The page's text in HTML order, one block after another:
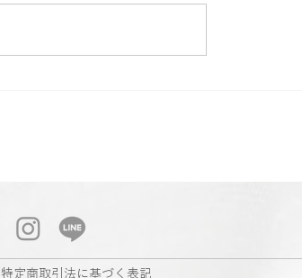
Clair 6月 スケジュール
特定商取引法に基づく表記